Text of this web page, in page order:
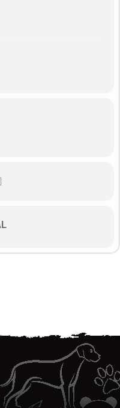
kazališnu
vijeća MO: Ribnjak,